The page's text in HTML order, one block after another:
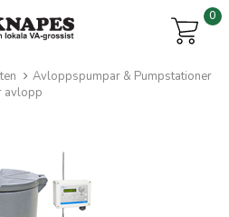
0
Avloppspumpar & Pumpstationer
avlopp